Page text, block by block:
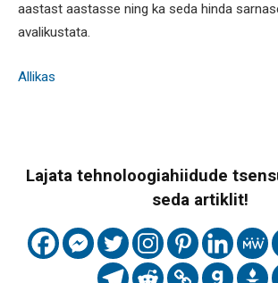
aastast aastasse ning ka seda hinda
avalikustata.
Allikas
Lajata tehnoloogiahiidude
seda artiklit!